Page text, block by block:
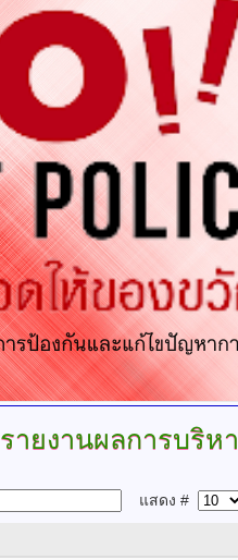
รายงานผลการบริ
แสดง #